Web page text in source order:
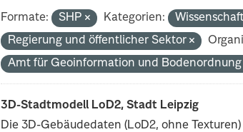
Formate: SHP Kategorien:
Regierung und öffentlicher Sektor
Amt für Geoinformation und
3D-Stadtmodell LoD2, Stadt Leipzig
Die 3D-Gebäudedaten (LoD2, ohne